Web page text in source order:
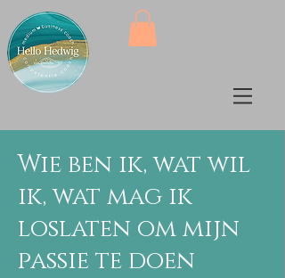
Wie ben ik, wat wil
ik, wat mag ik
loslaten om mijn
passie te doen